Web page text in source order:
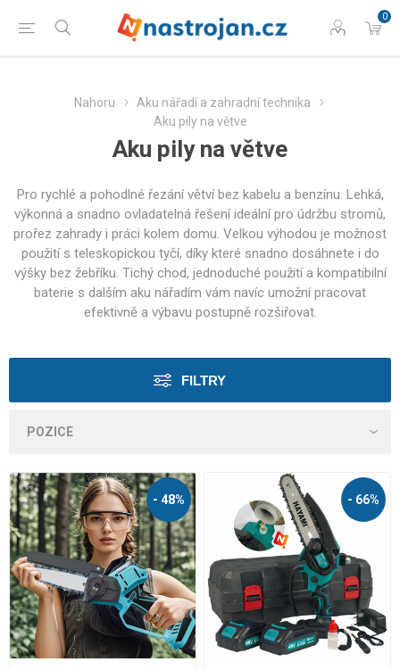
0
Nahoru
Aku nářadí a zahradní technika
Aku pily na větve
Aku pily na větve
Pro rychlé a pohodlné řezání větví bez kabelu a benzínu. Lehká,
výkonná a snadno ovladatelná řešení ideální pro údržbu stromů,
prořez zahrady i práci kolem domu. Velkou výhodou je možnost
použití s teleskopickou tyčí, díky které snadno dosáhnete i do
výšky bez žebříku. Tichý chod, jednoduché použití a kompatibilní
baterie s dalším aku nářadím vám navíc umožní pracovat
efektivně a výbavu postupně rozšiřovat.
FILTRY
- 48% - 66%